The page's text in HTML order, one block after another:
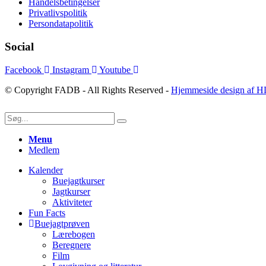
Handelsbetingelser
Privatlivspolitik
Persondatapolitik
Social
Facebook Instagram
Youtube
© Copyright FADB - All Rights Reserved - Hjemmeside design af
Menu
Medlem
Kalender
Buejagtkurser
Jagtkurser
Aktiviteter
Fun Facts
Buejagtprøven
Lærebogen
Beregnere
Film